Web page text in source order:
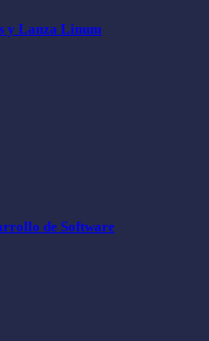
y Lanza Linum
de Software